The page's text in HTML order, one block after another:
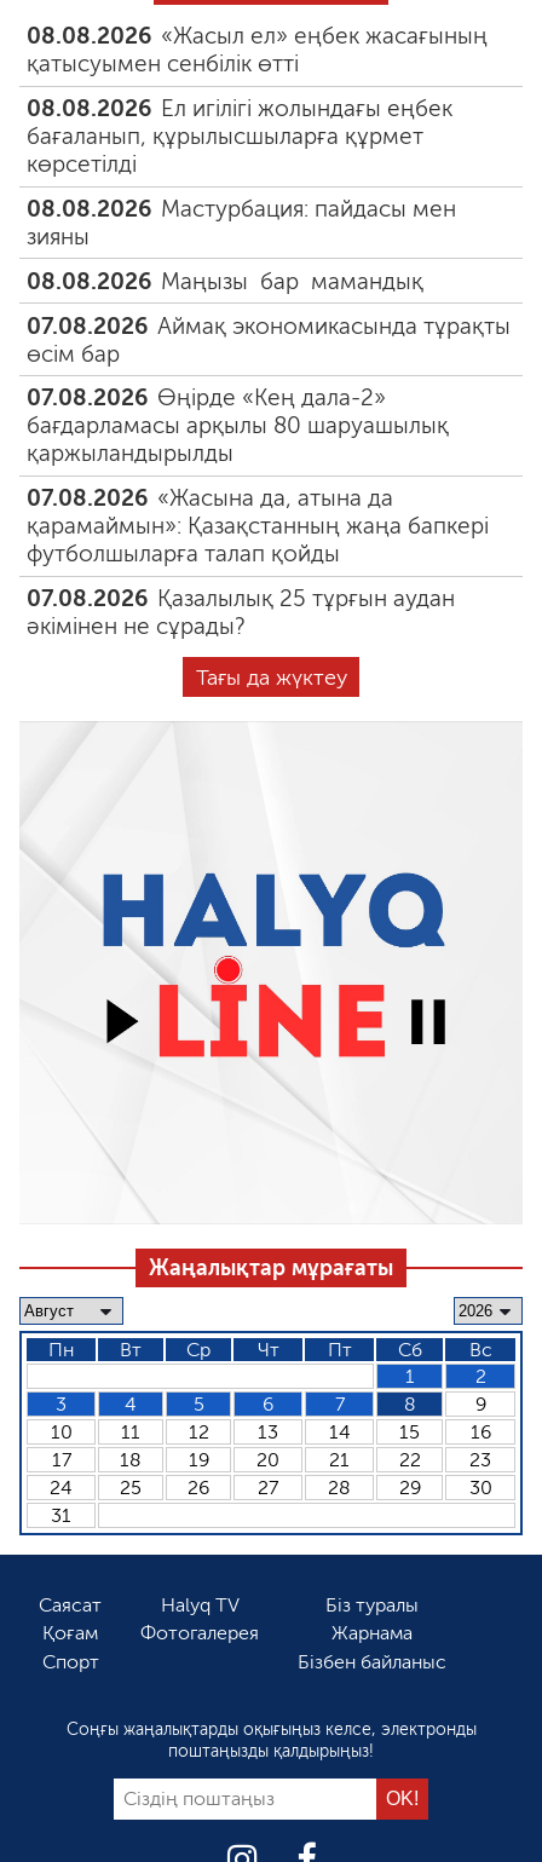
08.08.2026 «Жасыл ел» еңбек жасағының
қатысуымен сенбілік өтті
08.08.2026 Ел игілігі жолындағы еңбек
бағаланып, құрылысшыларға құрмет
көрсетілді
08.08.2026 Мастурбация: пайдасы мен
зияны
08.08.2026 Маңызы бар мамандық
07.08.2026 Аймақ экономикасында тұрақты
өсім бар
07.08.2026 Өңірде «Кең дала-2»
бағдарламасы арқылы 80 шаруашылық
қаржыландырылды
07.08.2026 «Жасына да, атына да
қарамаймын»: Қазақстанның жаңа бапкері
футболшыларға талап қойды
07.08.2026 Қазалылық 25 тұрғын аудан
әкімінен не сұрады?
Тағы да жүктеу
Жаңалықтар мұрағаты
Пн Вт Ср Чт Пт Сб
Вс
1
2
3
4 5 6 7 8
9
10
11 12 13 14 15
16
17
18 19 20 21 22
23
24
25 26 27 28 29
30
31
Саясат
Қоғам
Спорт
Halyq TV
Фотогалерея
Біз туралы
Жарнама
Бізбен байланыс
Соңғы жаңалықтарды оқығыңыз келсе, электронды
поштаңызды қалдырыңыз!